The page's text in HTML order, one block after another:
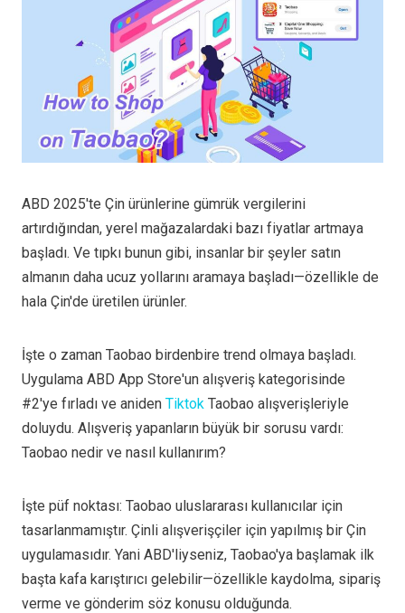
ABD 2025'te Çin ürünlerine gümrük vergilerini
artırdığından, yerel mağazalardaki bazı fiyatlar artmaya
başladı. Ve tıpkı bunun gibi, insanlar bir şeyler satın
almanın daha ucuz yollarını aramaya başladı—özellikle de
hala Çin'de üretilen ürünler.
İşte o zaman Taobao birdenbire trend olmaya başladı.
Uygulama ABD App Store'un alışveriş kategorisinde
#2'ye fırladı ve aniden Tiktok Taobao alışverişleriyle
doluydu. Alışveriş yapanların büyük bir sorusu vardı:
Taobao nedir ve nasıl kullanırım?
İşte püf noktası: Taobao uluslararası kullanıcılar için
tasarlanmamıştır. Çinli alışverişçiler için yapılmış bir Çin
uygulamasıdır. Yani ABD'liyseniz, Taobao'ya başlamak ilk
başta kafa karıştırıcı gelebilir—özellikle kaydolma, sipariş
verme ve gönderim söz konusu olduğunda.